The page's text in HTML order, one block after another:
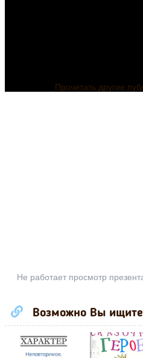
Прочитать другие
Не работает просмотр
Возможно Вы ищите